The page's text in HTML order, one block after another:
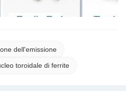
dell'emissione
toroidale di ferrite